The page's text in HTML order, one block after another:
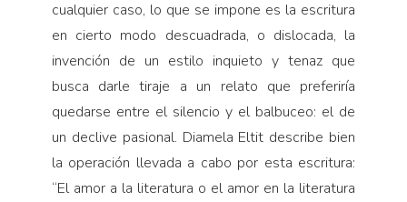
cualquier caso, lo que se impone es la escritura
en cierto modo descuadrada, o dislocada, la
invención de un estilo inquieto y tenaz que
busca darle tiraje a un relato que preferiría
quedarse entre el silencio y el balbuceo: el de
un declive pasional. Diamela Eltit describe bien
la operación llevada a cabo por esta escritura:
“El amor a la literatura o el amor en la literatura